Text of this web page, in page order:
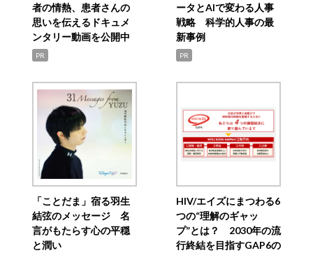
者の情熱、患者さんの
思いを伝えるドキュメ
ンタリー動画を公開中
PR
ータとAIで変わる人事
戦略 科学的人事の最
新事例
PR
「ことだま」宿る羽生
結弦のメッセージ 名
言がもたらす心の平穏
と潤い
HIV/エイズにまつわる6
つの“理解のギャッ
プ”とは？ 2030年の流
行終結を目指すGAP6の